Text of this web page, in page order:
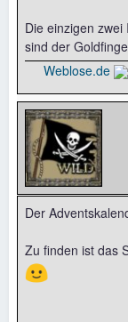
Die einzigen
sind der
Weblose.de
Der
Zu finden ist das
🙂